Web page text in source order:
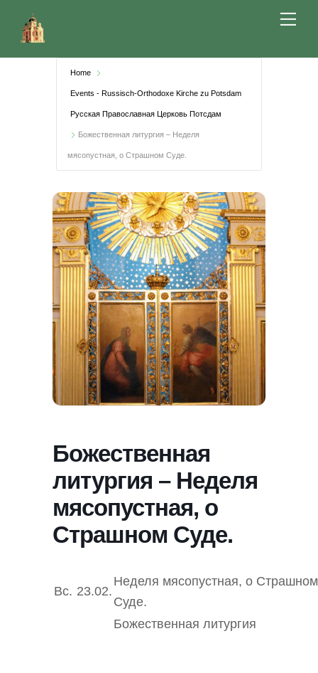
Home
Events - Russisch-Orthodoxe Kirche zu Potsdam
Русская Православная Церковь Потсдам
Божественная литургия – Неделя
мясопустная, о Страшном Суде.
Божественная
литургия – Неделя
мясопустная, о
Страшном Суде.
Вс. 23.02.
Неделя мясопустная, о Страшном
Суде.
Божественная литургия